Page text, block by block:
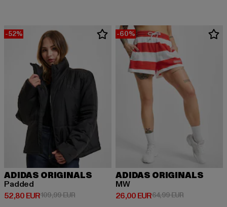
-52%
ADIDAS ORIGINALS
Padded
52,80 EUR
Derzeitiger Preis: 52,80 EUR
109,99 EURAktionspreis: 109,99 EUR
-60%
ADIDAS ORIGINALS
MW
26,00 EUR
Derzeitiger Preis: 26,00 EUR
64,99 EURAktionspreis: